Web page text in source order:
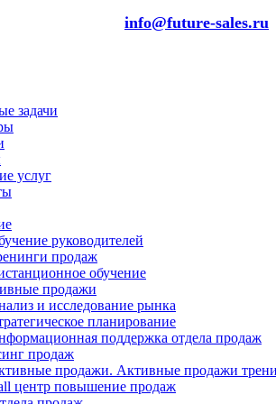
info@future-sales.ru
задачи
услуг
руководителей
продаж
обучение
продажи
и исследование рынка
планирование
поддержка отдела продаж
продаж
продажи. Активные продажи
центр повышение продаж